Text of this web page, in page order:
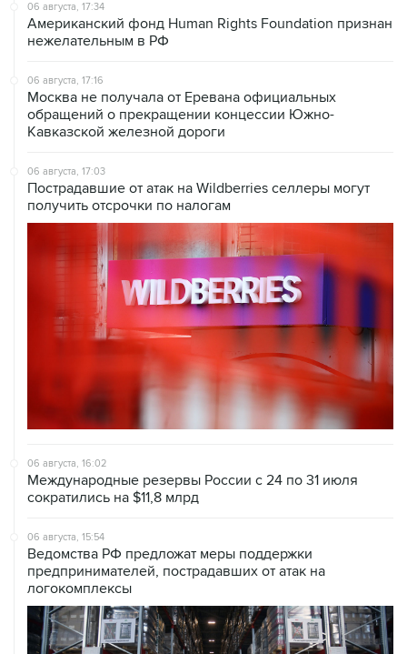
06 августа, 17:34
Американский фонд Human Rights Foundation признан
нежелательным в РФ
06 августа, 17:16
Москва не получала от Еревана официальных
обращений о прекращении концессии Южно-
Кавказской железной дороги
06 августа, 17:03
Пострадавшие от атак на Wildberries селлеры могут
получить отсрочки по налогам
06 августа, 16:02
Международные резервы России с 24 по 31 июля
сократились на $11,8 млрд
06 августа, 15:54
Ведомства РФ предложат меры поддержки
предпринимателей, пострадавших от атак на
логокомплексы